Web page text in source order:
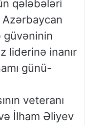
qələbələri
Azərbaycan
güvəninin
liderinə inanır
günü-
veteranı
İlham Əliyev